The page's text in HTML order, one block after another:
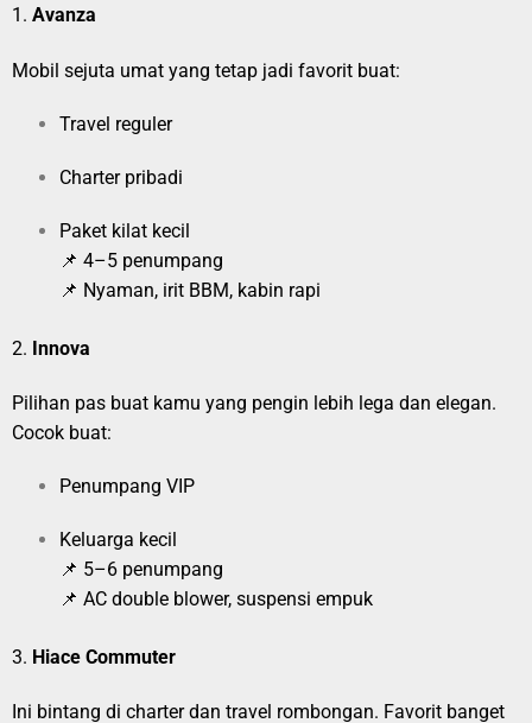
1. Avanza
Mobil sejuta umat yang tetap jadi favorit buat:
Travel reguler
Charter pribadi
Paket kilat kecil
📌 4–5 penumpang
📌 Nyaman, irit BBM, kabin rapi
2. Innova
Pilihan pas buat kamu yang pengin lebih lega dan elegan.
Cocok buat:
Penumpang VIP
Keluarga kecil
📌 5–6 penumpang
📌 AC double blower, suspensi empuk
3. Hiace Commuter
Ini bintang di charter dan travel rombongan. Favorit banget